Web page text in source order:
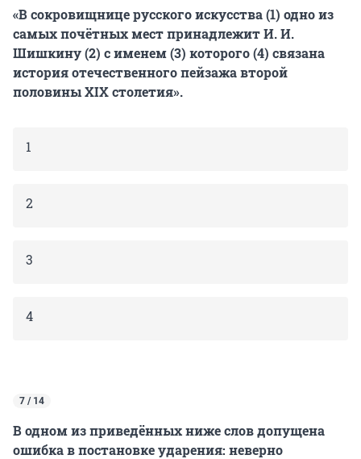
«В сокровищнице русского искусства (1) одно из
самых почётных мест принадлежит И. И.
Шишкину (2) с именем (3) которого (4) связана
история отечественного пейзажа второй
половины XIX столетия».
1
2
3
4
7 / 14
В одном из приведённых ниже слов допущена
ошибка в постановке ударения: неверно